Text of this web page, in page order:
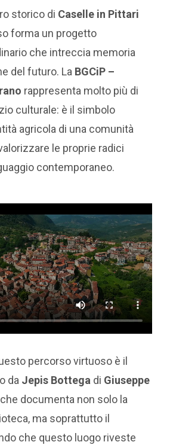
storico di Caselle in Pittari
forma un progetto
che intreccia memoria
del futuro. La BGCiP –
rappresenta molto più di
culturale: è il simbolo
agricola di una comunità
le proprie radici
contemporaneo.
percorso virtuoso è il
da Jepis Bottega di Giuseppe
che documenta non solo la
ma soprattutto il
che questo luogo riveste